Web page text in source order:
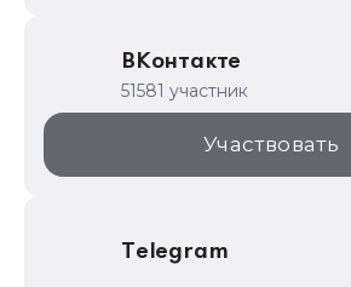
1С для торговли
1С:Торговая площадка
ВКонтакте
51581 участник
Участвовать
Telegram